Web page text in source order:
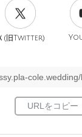
(旧Twitter)